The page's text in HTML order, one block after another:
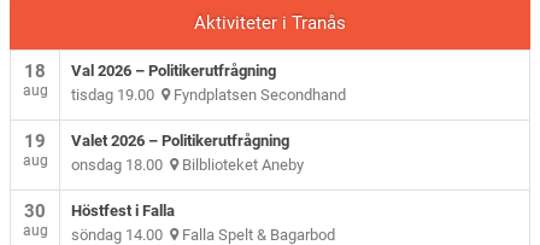
Aktiviteter i Tranås
18
aug
Val 2026 – Politikerutfrågning
tisdag 19.00 Fyndplatsen Secondhand
19
aug
Valet 2026 – Politikerutfrågning
onsdag 18.00 Bilblioteket Aneby
30
aug
Höstfest i Falla
söndag 14.00 Falla Spelt & Bagarbod